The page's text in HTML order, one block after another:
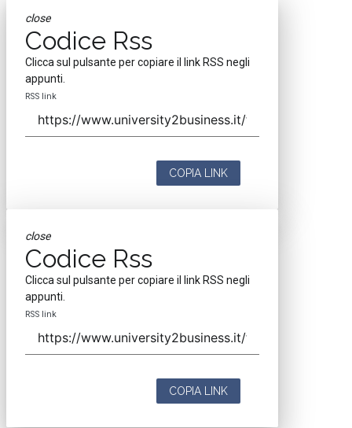
close
Codice Rss
Clicca sul pulsante per copiare il link RSS negli
appunti.
RSS link
COPIA LINK
close
Codice Rss
Clicca sul pulsante per copiare il link RSS negli
appunti.
RSS link
COPIA LINK